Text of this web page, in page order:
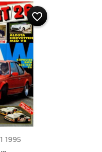
1995
favorite_border